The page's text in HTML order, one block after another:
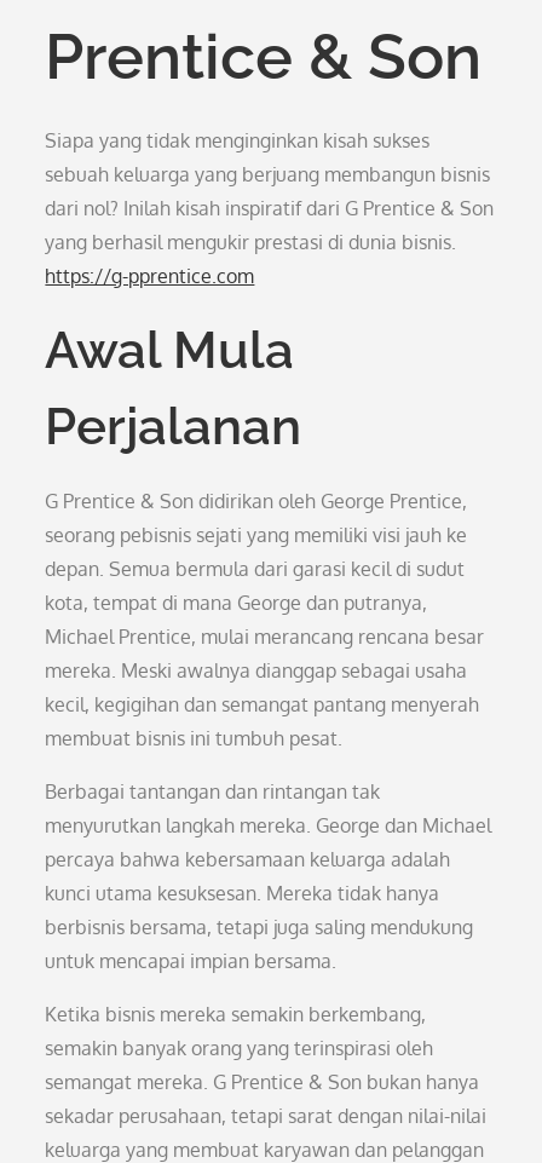
Prentice & Son
Siapa yang tidak menginginkan kisah sukses
sebuah keluarga yang berjuang membangun bisnis
dari nol? Inilah kisah inspiratif dari G Prentice & Son
yang berhasil mengukir prestasi di dunia bisnis.
https://g-pprentice.com
Awal Mula
Perjalanan
G Prentice & Son didirikan oleh George Prentice,
seorang pebisnis sejati yang memiliki visi jauh ke
depan. Semua bermula dari garasi kecil di sudut
kota, tempat di mana George dan putranya,
Michael Prentice, mulai merancang rencana besar
mereka. Meski awalnya dianggap sebagai usaha
kecil, kegigihan dan semangat pantang menyerah
membuat bisnis ini tumbuh pesat.
Berbagai tantangan dan rintangan tak
menyurutkan langkah mereka. George dan Michael
percaya bahwa kebersamaan keluarga adalah
kunci utama kesuksesan. Mereka tidak hanya
berbisnis bersama, tetapi juga saling mendukung
untuk mencapai impian bersama.
Ketika bisnis mereka semakin berkembang,
semakin banyak orang yang terinspirasi oleh
semangat mereka. G Prentice & Son bukan hanya
sekadar perusahaan, tetapi sarat dengan nilai-nilai
keluarga yang membuat karyawan dan pelanggan